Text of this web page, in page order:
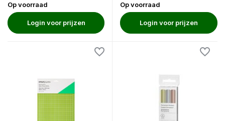
Op voorraad
Login voor prijzen
Op voorraad
Login voor prijzen